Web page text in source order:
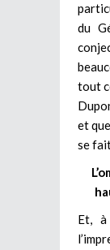
du
tout
et
se
Et,